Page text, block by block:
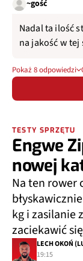
~gość
Nadal ta ilość
na jakość w tej
Pokaż 8 odpowiedzi
TESTY SPRZĘTU
Engwe
nowej
Na ten rower
kg i zasilanie
zaciekawić
LECH OKOŃ
19:15